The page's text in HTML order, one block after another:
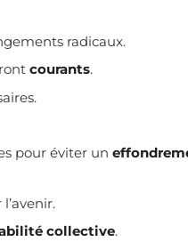
radicaux.
courants.
pour éviter un
collective.